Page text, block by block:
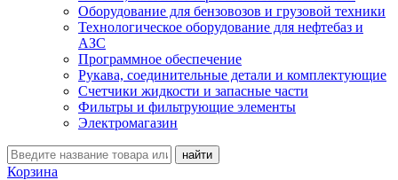
Оборудование для бензовозов и грузовой техники
Технологическое оборудование для нефтебаз и
АЗС
Программное обеспечение
Рукава, соединительные детали и комплектующие
Счетчики жидкости и запасные части
Фильтры и фильтрующие элементы
Электромагазин
Корзина